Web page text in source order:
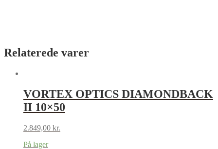
Relaterede varer
VORTEX OPTICS DIAMONDBACK
II 10×50
2.849,00 kr.
På lager